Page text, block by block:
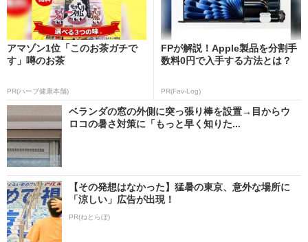
アマゾン1位「このお茶ガチで
す」噂のお茶
PR(ハーブ健康本舗)
FPが解説！Apple製品を分割手
数料0円で入手する方法とは？
PR(Fav-Log)
ベランダの窓の外側に突っ張り棒を設置→目からウ
ロコの暑さ対策に「もっと早く知りた...
【その発想はなかった】猛暑の東京、意外な場所に
「涼しい」広告が出現！
PR(ねとらぼ)